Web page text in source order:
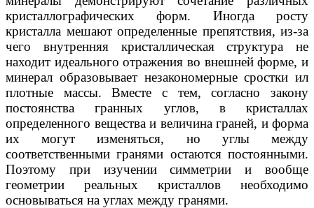
кристаллографических форм. Иногда росту
кристалла мешают определенные препятствия, из-за
чего внутренняя кристаллическая структура не
находит идеального отражения во внешней форме, и
минерал образовывает незакономерные сростки ил
плотные массы. Вместе с тем, согласно закону
постоянства гранных углов, в кристаллах
определенного вещества и величина граней, и форма
их могут изменяться, но углы между
соответственными гранями остаются постоянными.
Поэтому при изучении симметрии и вообще
геометрии реальных кристаллов необходимо
основываться на углах между гранями.